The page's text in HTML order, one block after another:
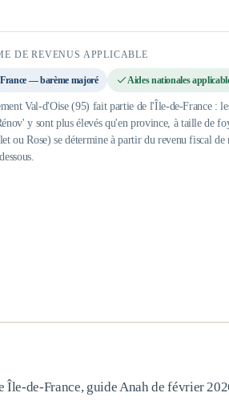
DE REVENUS APPLICABLE
— barème majoré Aides nationales
Val-d'Oise (95) fait partie de l'Île-de-France :
y sont plus élevés qu'en province, à taille de
ou Rose) se détermine à partir du revenu fiscal
Île-de-France, guide Anah de février